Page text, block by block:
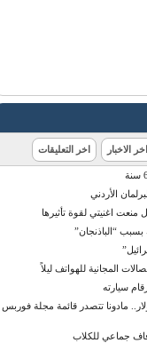
الاخبار اخر التعليقات
الأردني
اغنيتي لقوة تأثيرها
“الباذنجان”
المجانية للهواتف ليلاً
125 مليون دولار.. مادونا تتصدر قائمة مجلة فوربس
جماعي للكلاب